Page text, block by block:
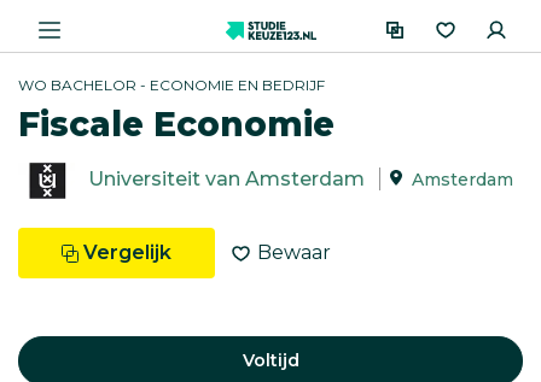
WO BACHELOR - ECONOMIE EN BEDRIJF
Fiscale Economie
Universiteit van Amsterdam Amsterdam
Vergelijk Bewaar
Voltijd